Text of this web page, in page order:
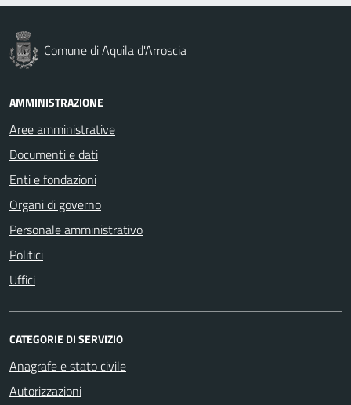
Comune di Aquila d'Arroscia
AMMINISTRAZIONE
Aree amministrative
Documenti e dati
Enti e fondazioni
Organi di governo
Personale amministrativo
Politici
Uffici
CATEGORIE DI SERVIZIO
Anagrafe e stato civile
Autorizzazioni